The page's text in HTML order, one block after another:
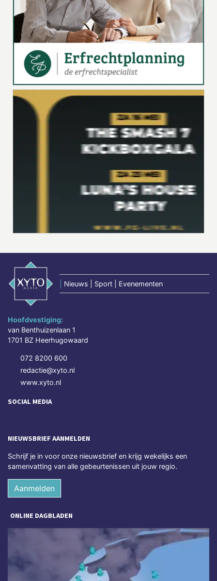
Nieuws | Sport | Evenementen
Hoofdvestiging:
van Benthuizenlaan 1
1701 BZ Heerhugowaard
072 8200 600
redactie@xyto.nl
www.xyto.nl
SOCIAL MEDIA
NIEUWSBRIEF AANMELDEN
Schrijf je in voor onze nieuwsbrief en krijg wekelijks een
samenvatting van alle gebeurtenissen uit jouw regio.
Aanmelden
ONLINE DAGBLADEN